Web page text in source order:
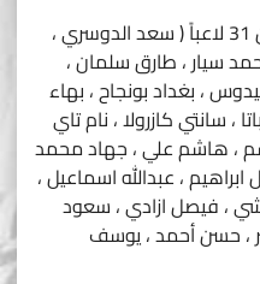
وأعلن تشافي هيرنانديز قائمة من 31 لاعباً ( سعد الدوسري ،
سيار ، طارق سلمان ،
، بغداد بونجاح ، بهاء
، سانتي كازرولا ، نام تاي
، هاشم علي ، جهاد محمد
، عبدالله اسماعيل ،
، فيصل ازادي ، سعود
، حسن أحمد ، يوسف